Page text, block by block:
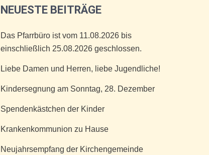
NEUESTE BEITRÄGE
Das Pfarrbüro ist vom 11.08.2026 bis
einschließlich 25.08.2026 geschlossen.
Liebe Damen und Herren, liebe Jugendliche!
Kindersegnung am Sonntag, 28. Dezember
Spendenkästchen der Kinder
Krankenkommunion zu Hause
Neujahrsempfang der Kirchengemeinde